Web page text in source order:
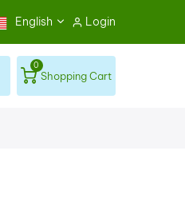
English Login
0
Shopping Cart